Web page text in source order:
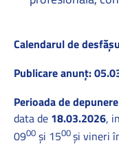
Calendarul de
Publicare anunţ:
Perioada de
data de 18.03.2026,
0900 şi 1500şi vineri